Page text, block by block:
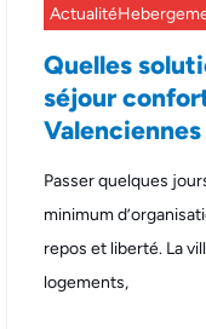
Actualité
Quelles
séjour
Valenciennes
Passer quelques
minimum
repos et liberté. La
logements,